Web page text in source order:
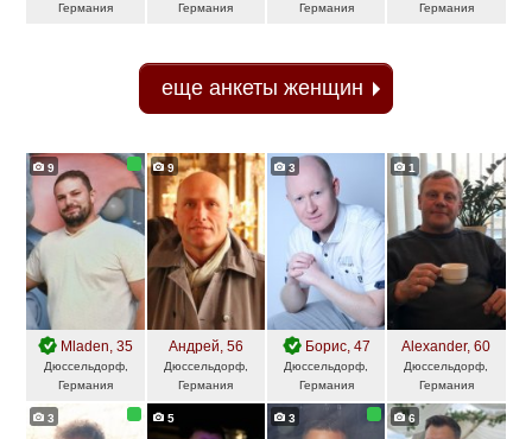
Германия
Германия
Германия
Германия
еще анкеты женщин
9
Mladen, 35
Дюссельдорф,
Германия
9
Андрей, 56
Дюссельдорф,
Германия
3
Борис, 47
Дюссельдорф,
Германия
1
Alexander, 60
Дюссельдорф,
Германия
3 5 3 6